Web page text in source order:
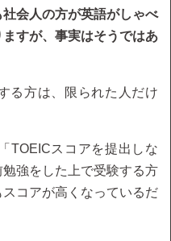
社会人の方が英語がしゃべ
すが、事実はそうではあ
る方は、限られた人だけ
TOEICスコアを提出しな
強をした上で受験する方
コアが高くなっているだ